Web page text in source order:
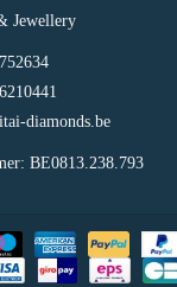
Jewellery
diamonds.be
BE0813.238.793